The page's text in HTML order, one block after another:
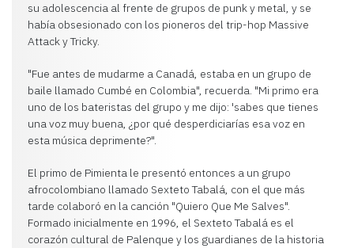
su adolescencia al frente de grupos de punk y metal, y se
había obsesionado con los pioneros del trip-hop Massive
Attack y Tricky.
"Fue antes de mudarme a Canadá, estaba en un grupo de
baile llamado Cumbé en Colombia", recuerda. "Mi primo era
uno de los bateristas del grupo y me dijo: 'sabes que tienes
una voz muy buena, ¿por qué desperdiciarías esa voz en
esta música deprimente?".
El primo de Pimienta le presentó entonces a un grupo
afrocolombiano llamado Sexteto Tabalá, con el que más
tarde colaboró en la canción "Quiero Que Me Salves".
Formado inicialmente en 1996, el Sexteto Tabalá es el
corazón cultural de Palenque y los guardianes de la historia